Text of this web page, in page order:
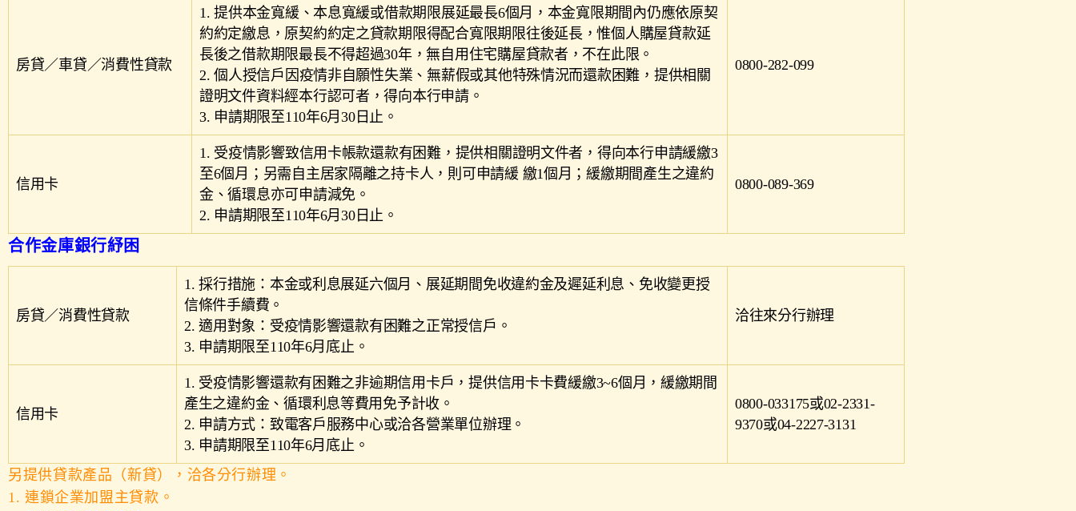
房貸／車貸／消費性貸款
1. 提供本金寬緩、本息寬緩或借款期限展延最長6個月，本金寬限期間內仍應依原契
約約定繳息，原契約約定之貸款期限得配合寬限期限往後延長，惟個人購屋貸款延
長後之借款期限最長不得超過30年，無自用住宅購屋貸款者，不在此限。
2. 個人授信戶因疫情非自願性失業、無薪假或其他特殊情況而還款困難，提供相關
證明文件資料經本行認可者，得向本行申請。
3. 申請期限至110年6月30日止。
0800-282-099
信用卡
1. 受疫情影響致信用卡帳款還款有困難，提供相關證明文件者，得向本行申請緩繳3
至6個月；另需自主居家隔離之持卡人，則可申請緩 繳1個月；緩繳期間產生之違約
金、循環息亦可申請減免。
2. 申請期限至110年6月30日止。
0800-089-369
合作金庫銀行紓困
房貸／消費性貸款
1. 採行措施：本金或利息展延六個月、展延期間免收違約金及遲延利息、免收變更授
信條件手續費。
2. 適用對象：受疫情影響還款有困難之正常授信戶。
3. 申請期限至110年6月底止。
洽往來分行辦理
信用卡
1. 受疫情影響還款有困難之非逾期信用卡戶，提供信用卡卡費緩繳3~6個月，緩繳期間
產生之違約金、循環利息等費用免予計收。
2. 申請方式：致電客戶服務中心或洽各營業單位辦理。
3. 申請期限至110年6月底止。
0800-033175或02-2331-
9370或04-2227-3131
另提供貸款產品（新貸），洽各分行辦理。
1. 連鎖企業加盟主貸款。